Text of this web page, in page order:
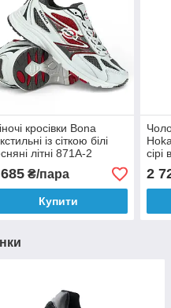
кросівки Bona
із сіткою білі
літні 871A-2
₴/пара
Купити
сірі
2